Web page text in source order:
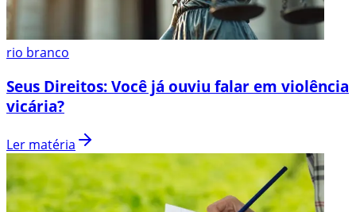
rio branco
Seus Direitos: Você já ouviu falar em violência
vicária?
Ler matéria